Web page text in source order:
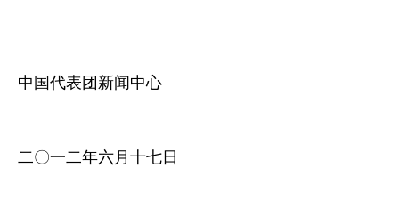
中国代表团新闻中心
二〇一二年六月十七日